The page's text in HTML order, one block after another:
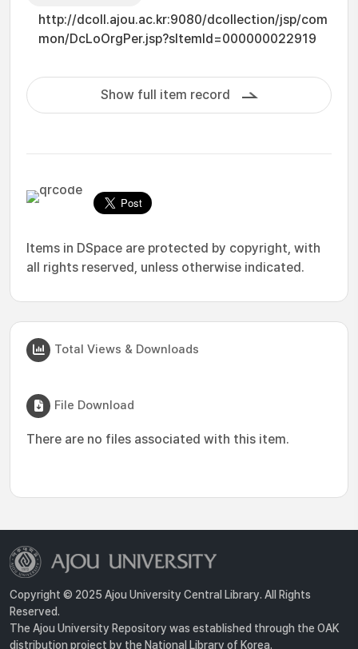
http://dcoll.ajou.ac.kr:9080/dcollection/jsp/com
mon/DcLoOrgPer.jsp?sItemId=000000022919
Show full item record
Items in DSpace are protected by copyright, with
all rights reserved, unless otherwise indicated.
Total Views & Downloads
File Download
There are no files associated with this item.
Copyright © 2025 Ajou University Central Library. All Rights
Reserved.
The Ajou University Repository was established through the OAK
distribution project by the National Library of Korea.